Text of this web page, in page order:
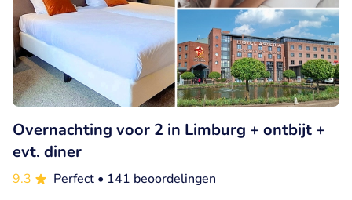
Overnachting voor 2 in Limburg + ontbijt +
evt. diner
9.3 Perfect • 141 beoordelingen